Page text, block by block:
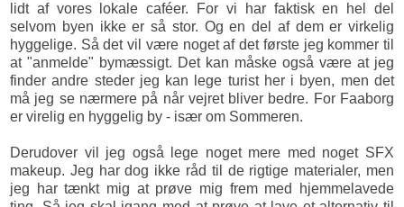
lidt af vores lokale caféer. For vi har faktisk en hel del
selvom byen ikke er så stor. Og en del af dem er virkelig
hyggelige. Så det vil være noget af det første jeg kommer til
at "anmelde" bymæssigt. Det kan måske også være at jeg
finder andre steder jeg kan lege turist her i byen, men det
må jeg se nærmere på når vejret bliver bedre. For Faaborg
er virelig en hyggelig by - især om Sommeren.
Derudover vil jeg også lege noget mere med noget SFX
makeup. Jeg har dog ikke råd til de rigtige materialer, men
jeg har tænkt mig at prøve mig frem med hjemmelavede